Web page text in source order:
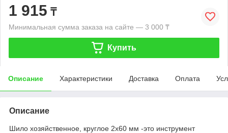
1 915 ₸
Минимальная сумма заказа на сайте — 3 000 ₸
Купить
Описание Характеристики Доставка Оплата
Описание
Шило хозяйственное, круглое 2х60 мм -это инструмент